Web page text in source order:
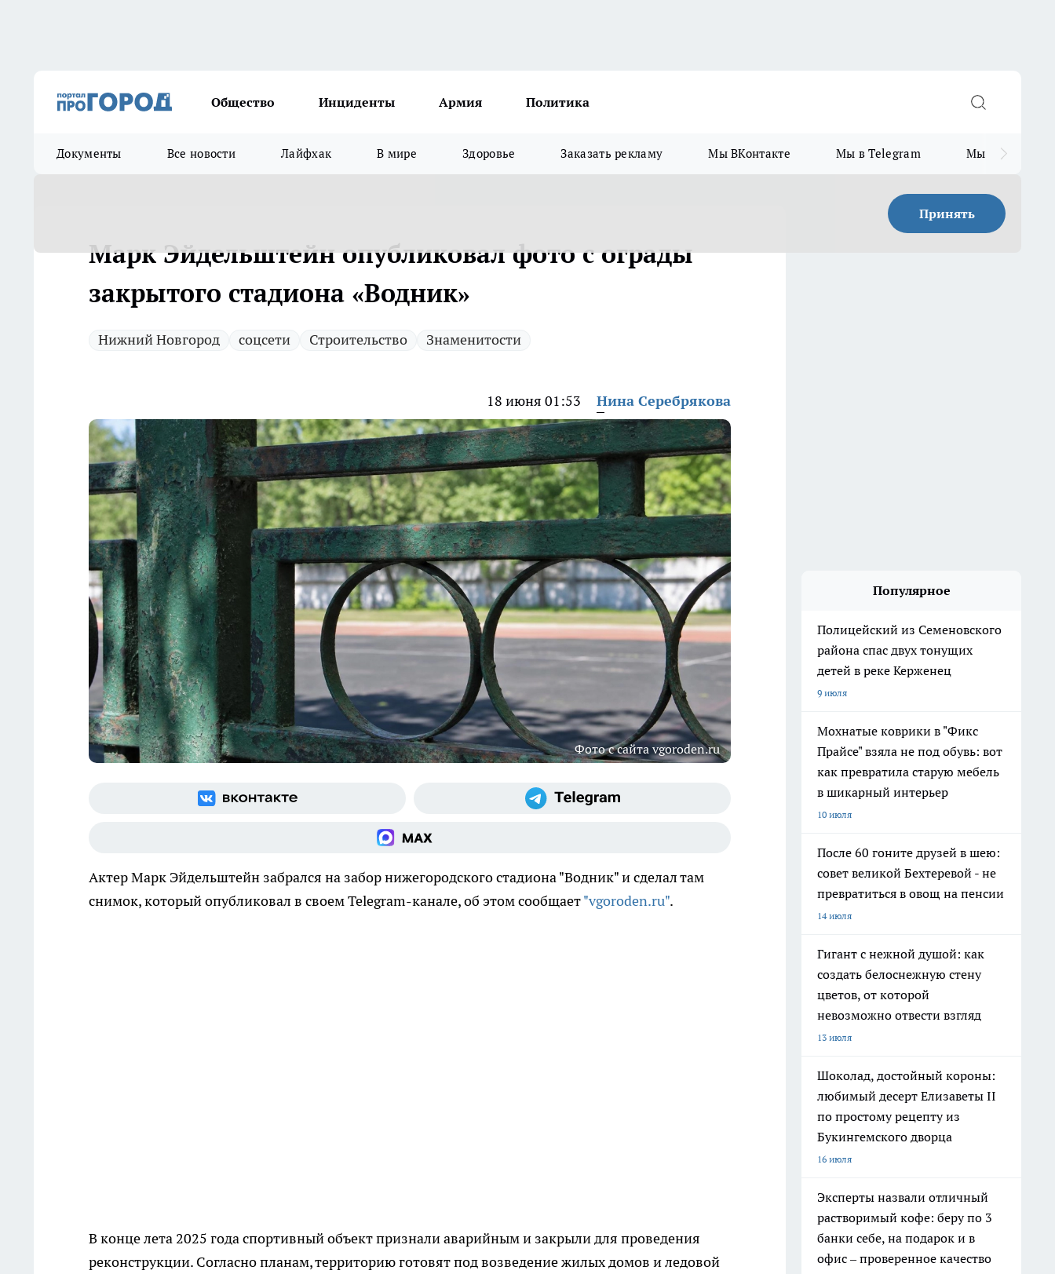
Общество Инциденты Армия Политика
Документы Все новости Лайфхак В мире Здоровье Заказать рекламу Мы ВКонтакте Мы в Telegram Мы в MAX
Принять
Марк Эйдельштейн опубликовал фото с ограды
закрытого стадиона «Водник»
Нижний Новгород соцсети Строительство Знаменитости
18 июня 01:53 Нина Серебрякова
Фото с сайта vgoroden.ru
Актер Марк Эйдельштейн забрался на забор нижегородского стадиона "Водник" и сделал там
снимок, который опубликовал в своем Telegram-канале, об этом сообщает"vgoroden.ru".
В конце лета 2025 года спортивный объект признали аварийным и закрыли для проведения
реконструкции. Согласно планам, территорию готовят под возведение жилых домов и ледовой
Популярное
Полицейский из Семеновского
района спас двух тонущих
детей в реке Керженец
9 июля
Мохнатые коврики в "Фикс
Прайсе" взяла не под обувь: вот
как превратила старую мебель
в шикарный интерьер
10 июля
После 60 гоните друзей в шею:
совет великой Бехтеревой - не
превратиться в овощ на пенсии
14 июля
Гигант с нежной душой: как
создать белоснежную стену
цветов, от которой
невозможно отвести взгляд
13 июля
Шоколад, достойный короны:
любимый десерт Елизаветы II
по простому рецепту из
Букингемского дворца
16 июля
Эксперты назвали отличный
растворимый кофе: беру по 3
банки себе, на подарок и в
офис – проверенное качество